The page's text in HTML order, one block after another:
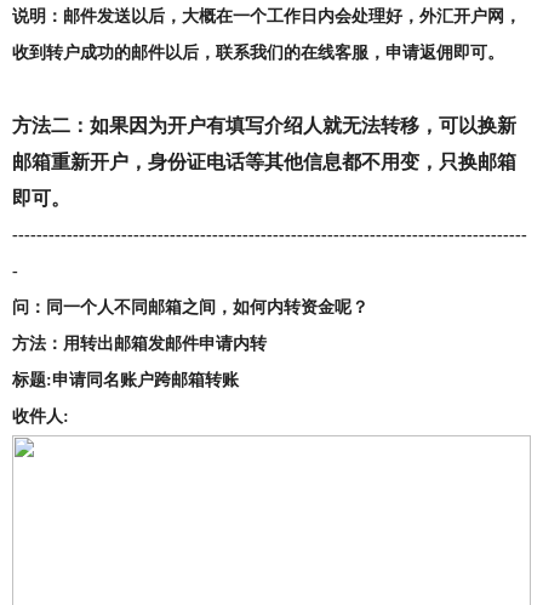
说明：邮件发送以后，大概在一个工作日内会处理好，外汇开户网，
收到转户成功的邮件以后，联系我们的在线客服，申请返佣即可。
方法二：如果因为开户有填写介绍人就无法转移，可以换新
邮箱重新开户，身份证电话等其他信息都不用变，只换邮箱
即可。
-------------------------------------------------------------------------------------
-
问：同一个人不同邮箱之间，如何内转资金呢？
方法：用转出邮箱发邮件申请内转
标题:申请同名账户跨邮箱转账
收件人: